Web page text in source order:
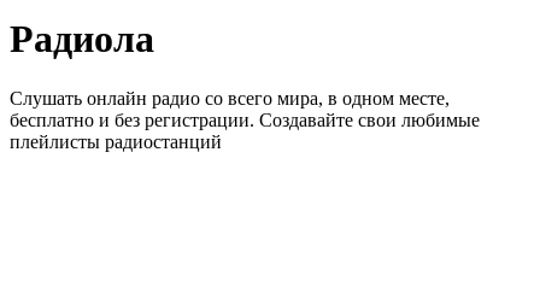
Радиола
Слушать онлайн радио со всего мира, в одном месте,
бесплатно и без регистрации. Создавайте свои любимые
плейлисты радиостанций